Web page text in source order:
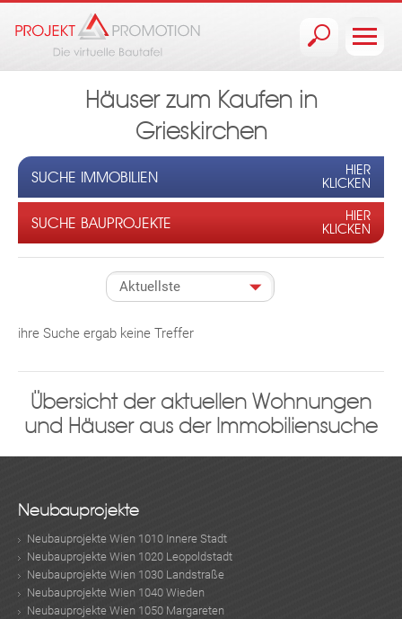
Häuser zum Kaufen in
Grieskirchen
SUCHE IMMOBILIEN
HIER
KLICKEN
SUCHE BAUPROJEKTE
HIER
KLICKEN
ihre Suche ergab keine Treffer
Übersicht der aktuellen Wohnungen
und Häuser aus der Immobiliensuche
Neubauprojekte
Neubauprojekte Wien 1010 Innere Stadt
Neubauprojekte Wien 1020 Leopoldstadt
Neubauprojekte Wien 1030 Landstraße
Neubauprojekte Wien 1040 Wieden
Neubauprojekte Wien 1050 Margareten